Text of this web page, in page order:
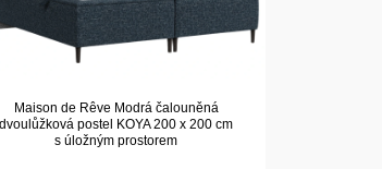
Maison de Rêve Modrá čalouněná
dvoulůžková postel KOYA 200 x 200 cm
s úložným prostorem